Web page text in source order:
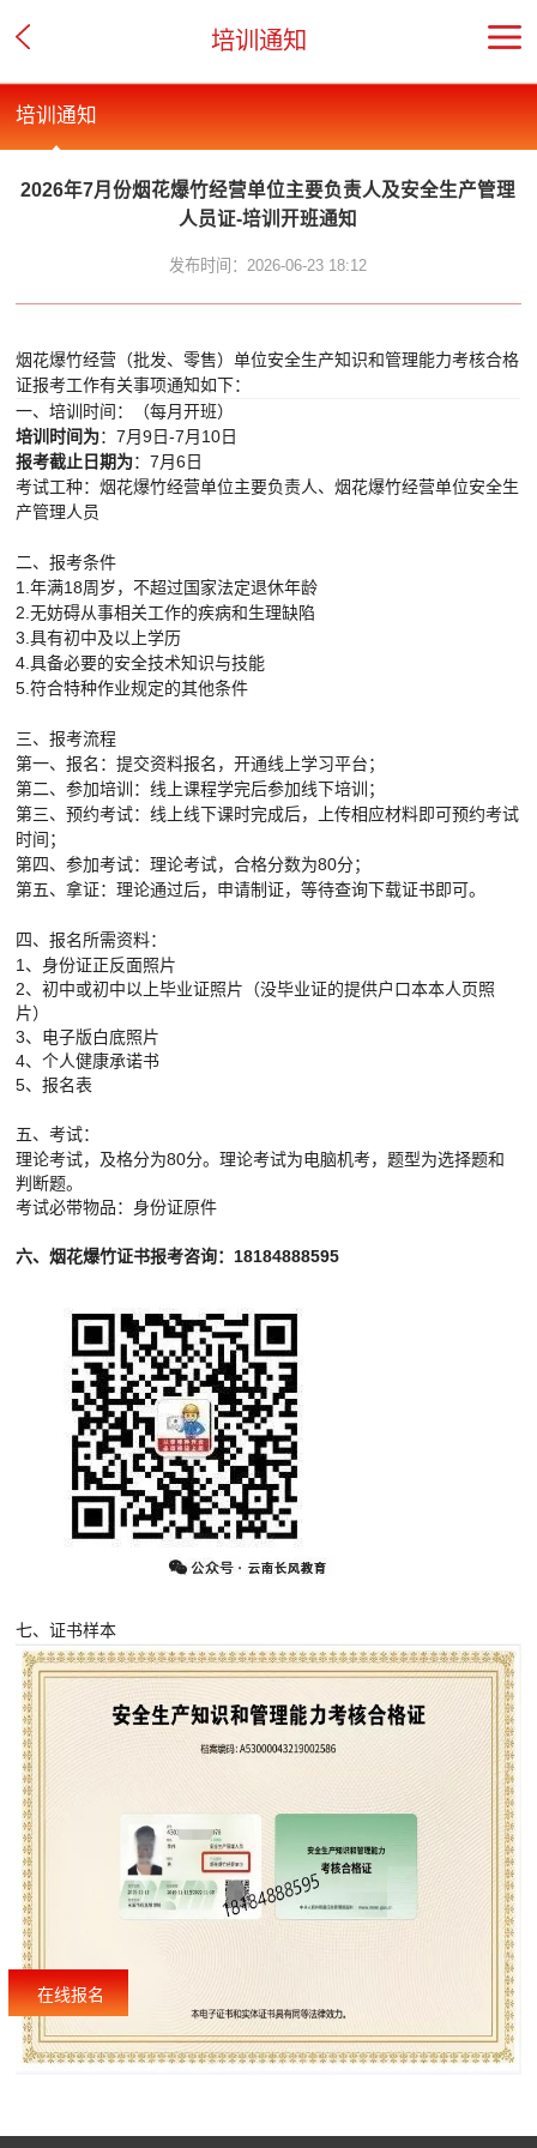
培训通知
培训通知
2026年7月份烟花爆竹经营单位主要负责人及安全生产管理
人员证-培训开班通知
发布时间：2026-06-23 18:12
烟花爆竹经营（批发、零售）单位安全生产知识和管理能力考核合格
证报考工作有关事项通知如下：
一、培训时间：（每月开班）
培训时间为：7月9日-7月10日
报考截止日期为：7月6日
考试工种：烟花爆竹经营单位主要负责人、烟花爆竹经营单位安全生
产管理人员
二、报考条件
1.年满18周岁，不超过国家法定退休年龄
2.无妨碍从事相关工作的疾病和生理缺陷
3.具有初中及以上学历
4.具备必要的安全技术知识与技能
5.符合特种作业规定的其他条件
三、报考流程
第一、报名：提交资料报名，开通线上学习平台；
第二、参加培训：线上课程学完后参加线下培训；
第三、预约考试：线上线下课时完成后，上传相应材料即可预约考试
时间；
第四、参加考试：理论考试，合格分数为80分；
第五、拿证：理论通过后，申请制证，等待查询下载证书即可。
四、报名所需资料：
1、身份证正反面照片
2、初中或初中以上毕业证照片（没毕业证的提供户口本本人页照
片）
3、电子版白底照片
4、个人健康承诺书
5、报名表
五、考试：
理论考试，及格分为80分。理论考试为电脑机考，题型为选择题和
判断题。
考试必带物品：身份证原件
六、烟花爆竹证书报考咨询：18184888595
七、证书样本
在线报名